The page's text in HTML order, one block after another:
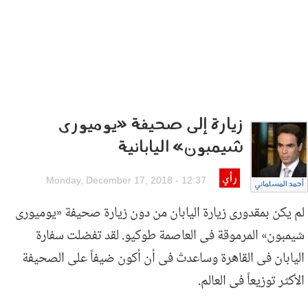
أحمد المسلماني
زيارة إلى صحيفة «يوميورى
شيمبون» اليابانية
رأي Monday, December 17, 2018 - 12:37
لم يكن بمقدورى زيارة اليابان من دون زيارة صحيفة «يوميورى
شيمبون» المرموقة فى العاصمة طوكيو. لقد تفضلت سفارة
اليابان فى القاهرة وساعدتْ فى أن أكون ضيفاً على الصحيفة
الأكثر توزيعاً فى العالم.